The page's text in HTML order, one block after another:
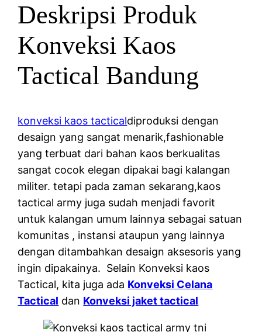
Deskripsi Produk
Konveksi Kaos
Tactical Bandung
konveksi kaos tacticaldiproduksi dengan
desaign yang sangat menarik,fashionable
yang terbuat dari bahan kaos berkualitas
sangat cocok elegan dipakai bagi kalangan
militer. tetapi pada zaman sekarang,kaos
tactical army juga sudah menjadi favorit
untuk kalangan umum lainnya sebagai satuan
komunitas , instansi ataupun yang lainnya
dengan ditambahkan desaign aksesoris yang
ingin dipakainya. Selain Konveksi kaos
Tactical, kita juga ada Konveksi Celana
Tactical dan Konveksi jaket tactical